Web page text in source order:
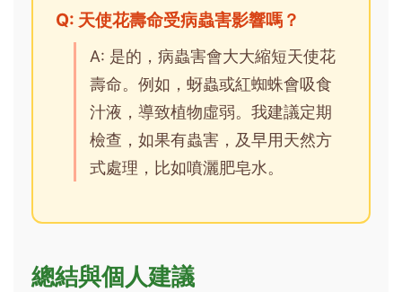
Q: 天使花壽命受病蟲害影響嗎？
A: 是的，病蟲害會大大縮短天使花
壽命。例如，蚜蟲或紅蜘蛛會吸食
汁液，導致植物虛弱。我建議定期
檢查，如果有蟲害，及早用天然方
式處理，比如噴灑肥皂水。
總結與個人建議